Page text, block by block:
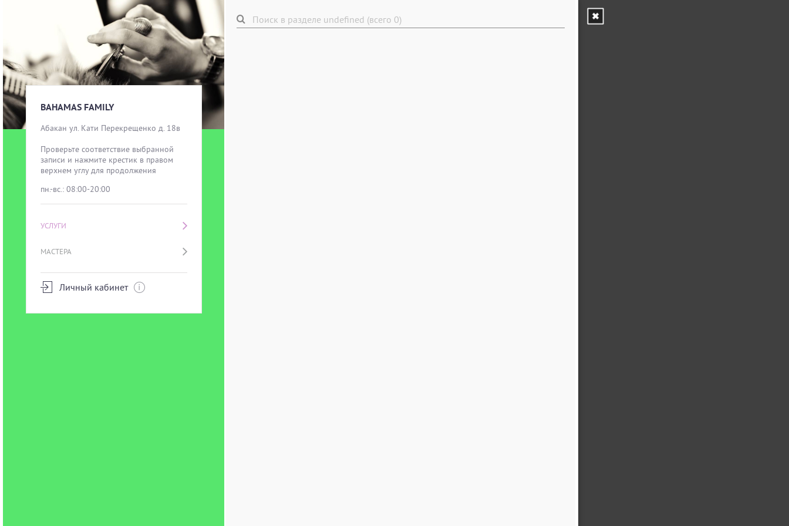
BAHAMAS FAMILY
Абакан ул. Кати Перекрещенко д. 18в
Проверьте соответствие выбранной
записи и нажмите крестик в правом
верхнем углу для продолжения
пн.-вс.: 08:00-20:00
УСЛУГИ
МАСТЕРА
Личный кабинет